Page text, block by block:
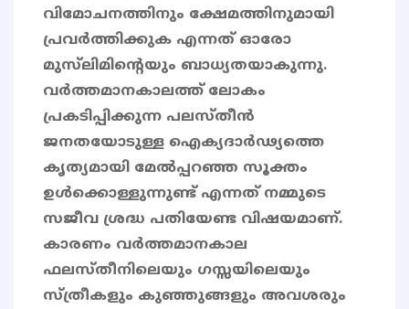
വിമോചനത്തിനും ക്ഷേമത്തിനുമായി
പ്രവര്‍ത്തിക്കുക എന്നത് ഓരോ
മുസ്‌ലിമിന്റെയും ബാധ്യതയാകുന്നു.
വർത്തമാനകാലത്ത് ലോകം
പ്രകടിപ്പിക്കുന്ന പലസ്തീൻ
ജനതയോടുള്ള ഐക്യദാർഢ്യത്തെ
കൃത്യമായി മേൽപ്പറഞ്ഞ സൂക്തം
ഉൾക്കൊള്ളുന്നുണ്ട് എന്നത് നമ്മുടെ
സജീവ ശ്രദ്ധ പതിയേണ്ട വിഷയമാണ്.
കാരണം വർത്തമാനകാല
ഫലസ്തീനിലെയും ഗസ്സയിലെയും
സ്ത്രീകളും കുഞ്ഞുങ്ങളും അവശരും